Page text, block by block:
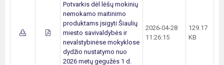
Potvarkis dėl lėšų mokinių
nemokamo maitinimo
produktams įsigyti Šiaulių
miesto savivaldybės ir
nevalstybinėse mokyklose
dydžio nustatymo nuo
2026 metų gegužės 1 d.
2026-04-28
11:26:15
129.17
KB